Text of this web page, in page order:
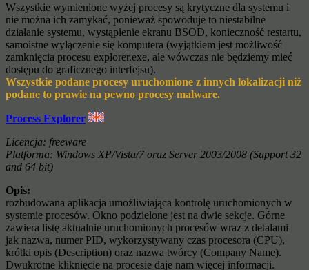
Wszystkie wymienione wyżej procesy są krytyczne dla systemu i
nie można ich zamykać, ponieważ spowoduje to niestabilne
działanie systemu, wystąpienie ekranu BSOD, konieczność restartu,
samoistne wyłączenie się komputera (wyjątkiem jest możliwość
zamknięcia procesu explorer.exe, ale wówczas nie będziemy mieć
dostępu do graficznego interfejsu).
Wszystkie podane procesy uruchomione z innych lokalizacji niż
podane to prawie na pewno procesy malware.
Process Explorer
Licencja: freeware
Platforma: Windows XP/Vista/7 oraz Server 2003/2008 (Support 32
and 64 bit)
Opis:
rozbudowana aplikacja umożliwiająca kontrolę uruchomionych w
systemie procesów. Okno podzielone jest na dwie sekcje. Górne
zawiera listę aktualnie uruchomionych procesów wraz z detalami
jak nazwa, numer PID, wykorzystywany czas procesora (CPU),
krótki opis (Description) oraz nazwa twórcy (Company Name).
Dwukrotne kliknięcie na procesie daje nam więcej informacji.